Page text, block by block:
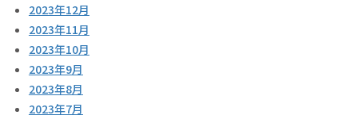
2023年12月
2023年11月
2023年10月
2023年9月
2023年8月
2023年7月